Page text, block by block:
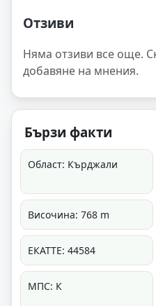
Отзиви
Няма отзиви все още.
добавяне на мнения.
Бързи факти
Област: Кърджали
Височина: 768 m
ЕКАТТЕ: 44584
МПС: К